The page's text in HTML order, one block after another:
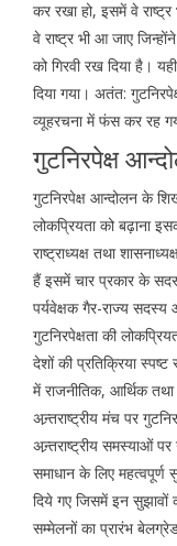
कर रखा हो, इसमें वे
वे राष्ट्र भी आ जाए
को गिरवी रख दिया है।
दिया गया। अतंत:
व्यूहरचना में फंस कर रह
गुटनिरपेक्ष
गुटनिरपेक्ष आन्दोलन के
लोकप्रियता को बढ़ाना
राष्ट्राध्यक्ष तथा
हैं इसमें चार प्रकार के
पर्यवेक्षक गैर-राज्य
गुटनिरपेक्षता की
देशों की प्रतिक्रिया
में राजनीतिक, आर्थिक
अन्र्तराष्ट्रीय मंच पर
अन्र्तराष्ट्रीय समस्याओं
समाधान के लिए महत्वपूर्ण
दिये गए जिसमें इन सुझावों
सम्मेलनों का प्रारंभ